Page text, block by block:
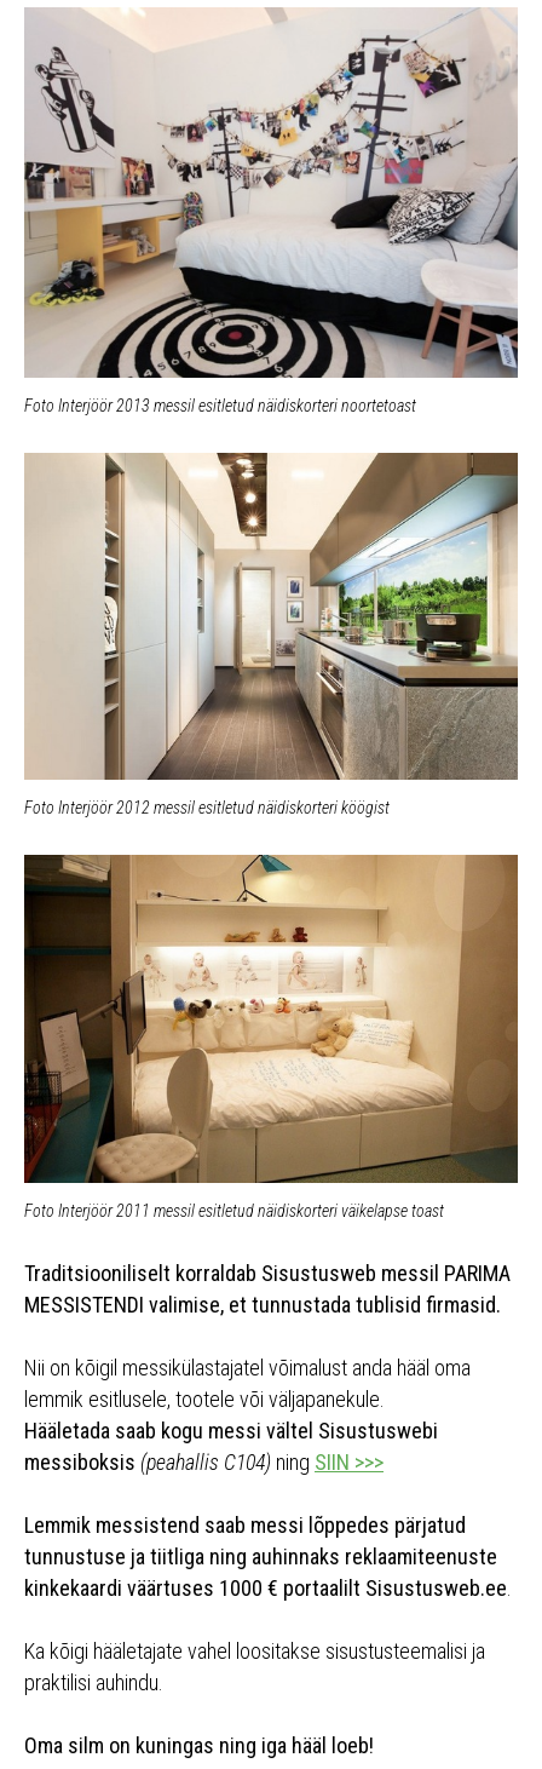
Foto Interjöör 2013 messil esitletud näidiskorteri noortetoast
Foto Interjöör 2012 messil esitletud näidiskorteri köögist
Foto Interjöör 2011 messil esitletud näidiskorteri väikelapse toast
Traditsiooniliselt korraldab Sisustusweb messil PARIMA
MESSISTENDI valimise, et tunnustada tublisid firmasid.
Nii on kõigil messikülastajatel võimalust anda hääl oma
lemmik esitlusele, tootele või väljapanekule.
Hääletada saab kogu messi vältel Sisustuswebi
messiboksis (peahallis C104) ning SIIN >>>
Lemmik messistend saab messi lõppedes pärjatud
tunnustuse ja tiitliga ning auhinnaks reklaamiteenuste
kinkekaardi väärtuses 1000 € portaalilt Sisustusweb.ee.
Ka kõigi hääletajate vahel loositakse sisustusteemalisi ja
praktilisi auhindu.
Oma silm on kuningas ning iga hääl loeb!